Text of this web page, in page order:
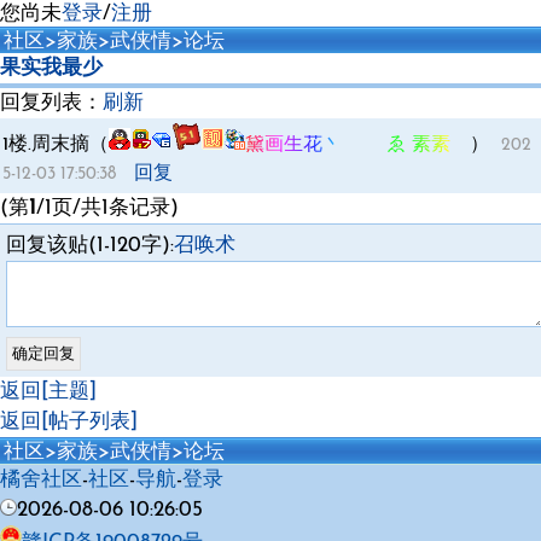
您尚未登录/注册
社区 >家族>武侠情>论坛
果实我最少
回复列表： 刷新
1楼.周末摘（ 黛画生花丶 ゑ 素素ゞ ）
202
5-12-03 17:50:38
回复
(第1 /1页/共1条记录)
回复该贴(1-120字):召唤术
返回[主题]
返回[帖子列表]
社区 >家族>武侠情>论坛
橘舍社区 -社区 -导航-登录
2026-08-06 10:26:05